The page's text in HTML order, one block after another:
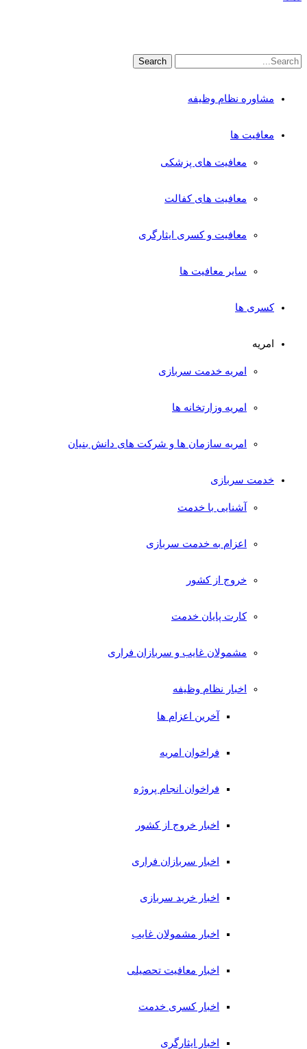
مشاوره نظام وظیفه
معافیت ها
معافیت های پزشکی
معافیت های کفالت
معافیت و کسری ایثارگری
سایر معافیت ها
کسری ها
امریه
امریه خدمت سربازی
امریه وزارتخانه ها
امریه سازمان ها و شرکت های دانش بنیان
خدمت سربازی
آشنایی با خدمت
اعزام به خدمت سربازی
خروج از کشور
کارت پایان خدمت
مشمولان غایب و سربازان فراری
اخبار نظام وظیفه
آخرین اعزام ها
فراخوان امریه
فراخوان انجام پروژه
اخبار خروج از کشور
اخبار سربازان فراری
اخبار خرید سربازی
اخبار مشمولان غایب
اخبار معافیت تحصیلی
اخبار کسری خدمت
اخبار ایثارگری